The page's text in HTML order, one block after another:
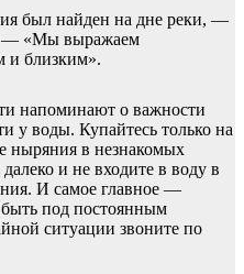
был найден на дне реки, —
— «Мы выражаем
и близким».
напоминают о важности
у воды. Купайтесь только на
ныряния в незнакомых
и не входите в воду в
И самое главное —
под постоянным
ситуации звоните по